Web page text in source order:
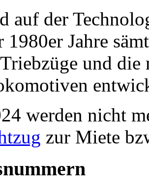
auf der
1980er Jahre
und die
werden nicht
zur Miete